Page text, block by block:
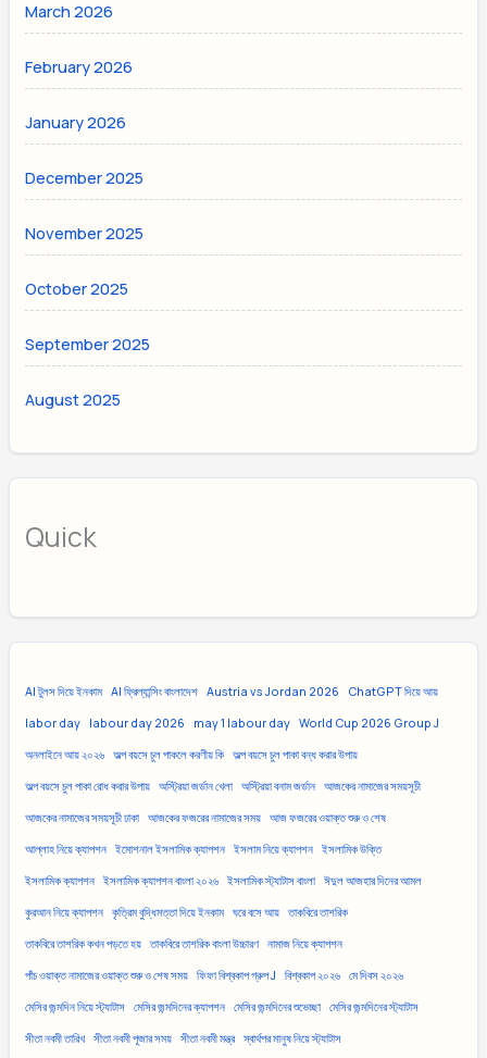
March 2026
February 2026
January 2026
December 2025
November 2025
October 2025
September 2025
August 2025
Quick
AI টুলস দিয়ে ইনকাম AI ফ্রিল্যান্সিং বাংলাদেশ Austria vs Jordan 2026 ChatGPT দিয়ে আয়
labor day labour day 2026 may 1 labour day World Cup 2026 Group J
অনলাইনে আয় ২০২৬ অল্প বয়সে চুল পাকলে করণীয় কি অল্প বয়সে চুল পাকা বন্ধ করার উপায়
অল্প বয়সে চুল পাকা রোধ করার উপায় অস্ট্রিয়া জর্ডান খেলা অস্ট্রিয়া বনাম জর্ডান আজকের নামাজের সময়সূচী
আজকের নামাজের সময়সূচী ঢাকা আজকের ফজরের নামাজের সময় আজ ফজরের ওয়াক্ত শুরু ও শেষ
আল্লাহ নিয়ে ক্যাপশন ইমোশনাল ইসলামিক ক্যাপশন ইসলাম নিয়ে ক্যাপশন ইসলামিক উক্তি
ইসলামিক ক্যাপশন ইসলামিক ক্যাপশন বাংলা ২০২৬ ইসলামিক স্ট্যাটাস বাংলা ঈদুল আজহার দিনের আমল
কুরআন নিয়ে ক্যাপশন কৃত্রিম বুদ্ধিমত্তা দিয়ে ইনকাম ঘরে বসে আয় তাকবিরে তাশরিক
তাকবিরে তাশরিক কখন পড়তে হয় তাকবিরে তাশরিক বাংলা উচ্চারণ নামাজ নিয়ে ক্যাপশন
পাঁচ ওয়াক্ত নামাজের ওয়াক্ত শুরু ও শেষ সময় ফিফা বিশ্বকাপ গ্রুপ J বিশ্বকাপ ২০২৬ মে দিবস ২০২৬
মেসির জন্মদিন নিয়ে স্ট্যাটাস মেসির জন্মদিনের ক্যাপশন মেসির জন্মদিনের শুভেচ্ছা মেসির জন্মদিনের স্ট্যাটাস
সীতা নবমী তারিখ সীতা নবমী পূজার সময় সীতা নবমী মন্ত্র স্বার্থপর মানুষ নিয়ে স্ট্যাটাস